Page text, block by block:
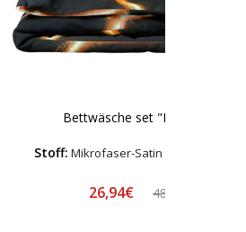
Bettwäsche set "Lavahive"
Stoff: Mikrofaser-Satin –
26,94€ 48,99€